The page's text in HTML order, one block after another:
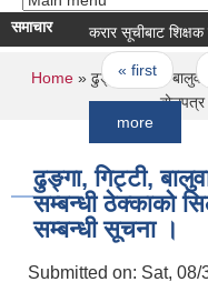
समाचारकरार सूचीबाट शिक्षक पदपुर्ति
Pages
« first ‹
You are here
Home » ढुङ्गा, गिट्टी,
बोलपत्र
ढुङ्गा, गिट्टी,
सम्बन्धी ठेक्काको
सम्बन्धी सूचना ।
Submitted on: Sat, 08/